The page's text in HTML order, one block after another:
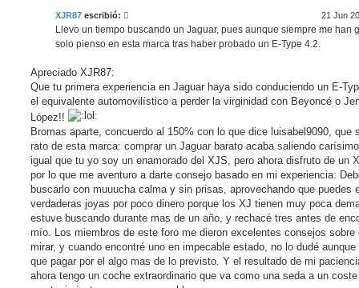
l
e
e
r
XJR87 escribió: 21 Jun
Llevo un tiempo buscando un Jaguar, pues aunque siempre me han
solo pienso en esta marca tras haber probado un E-Type 4.2.
Apreciado XJR87:
Que tu primera experiencia en Jaguar haya sido conduciendo un E-
el equivalente automovilístico a perder la virginidad con Beyoncé o
López!!
Bromas aparte, concuerdo al 150% con lo que dice luisabel9090, que
rato de esta marca: comprar un Jaguar barato acaba saliendo
igual que tu yo soy un enamorado del XJS, pero ahora disfruto de un
por lo que me aventuro a darte consejo basado en mi experiencia:
buscarlo con muuucha calma y sin prisas, aprovechando que puedes
verdaderas joyas por poco dinero porque los XJ tienen muy poca
estuve buscando durante mas de un año, y rechacé tres antes de
mío. Los miembros de este foro me dieron excelentes consejos sobre
mirar, y cuando encontré uno en impecable estado, no lo dudé aunque
que pagar por el algo mas de lo previsto. Y el resultado de mi
ahora tengo un coche extraordinario que va como una seda a un